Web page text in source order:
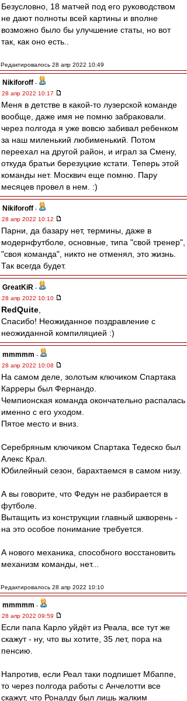
Безусловно, 18 матчей под его руководством
не дают полноты всей картины и вполне
возможно было бы улучшение статы, но вот
так, как оно есть..
Редактировалось 28 апр 2022 10:49
Nikiforoff -
28 апр 2022 10:17
Меня в детстве в какой-то лузерской команде
вообще, даже имя не помню забраковали.
через полгода я уже вовсю забивал ребенком
за наш миленький любименький. Потом
переехал на другой район, и играл за Смену,
откуда братьи березуцкие кстати. Теперь этой
команды нет. Москвич еще помню. Пару
месяцев провел в нем. :)
Nikiforoff -
28 апр 2022 10:12
Парни, да базару нет, термины, даже в
модернфутболе, основные, типа "свой тренер",
"своя команда", никто не отменял, это жизнь.
Так всегда будет.
GreatKiR -
28 апр 2022 10:10
RedQuite
Спасибо! Неожиданное поздравление с
неожиданной компиляцией :)
mmmmm -
28 апр 2022 10:08
На самом деле, золотым ключиком Спартака
Карреры был Фернандо.
Чемпионская команда окончательно распалась
именно с его уходом.
Пятое место и вниз.
Серебряным ключиком Спартака Тедеско был
Алекс Крал.
Юбилейный сезон, барахтаемся в самом низу.
А вы говорите, что Федун не разбирается в
футболе.
Вытащить из конструкции главный шкворень -
на это особое понимание требуется.
А нового механика, способного восстановить
механизм команды, нет...
Редактировалось 28 апр 2022 10:10
mmmmm -
28 апр 2022 09:59
Если папа Карло уйдёт из Реала, все тут же
скажут - ну, что вы хотите, 35 лет, пора на
пенсию.
Напротив, если Реал таки подпишет Мбаппе,
то через полгода работы с Анчелотти все
скажут, что Роналду был лишь жалким